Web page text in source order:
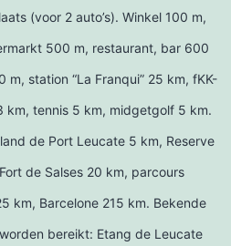
(voor 2 auto’s). Winkel 100 m,
500 m, restaurant, bar 600
station “La Franqui” 25 km, fKK-
km, tennis 5 km, midgetgolf 5 km.
de Port Leucate 5 km, Reserve
de Salses 20 km, parcours
km, Barcelone 215 km. Bekende
bereikt: Etang de Leucate